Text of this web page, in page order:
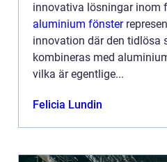
innovativa lösningar inom
aluminium fönster
innovation där den tidlösa
kombineras med
vilka är egentlige...
Felicia Lundin